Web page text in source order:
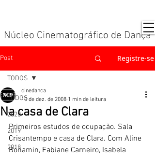
Núcleo Cinematográfico de Dança
Post Registre-se
TODOS
2020
2019
2018
TODOS
Na casa de Clara
cinedanca
10 de dez. de 2008 1 min de leitura
Primeiros estudos de ocupação. Sala
Crisantempo e casa de Clara. Com Aline
Bonamin, Fabiane Carneiro, Isabela